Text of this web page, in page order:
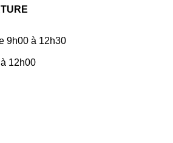
9h00 à 12h30
12h00